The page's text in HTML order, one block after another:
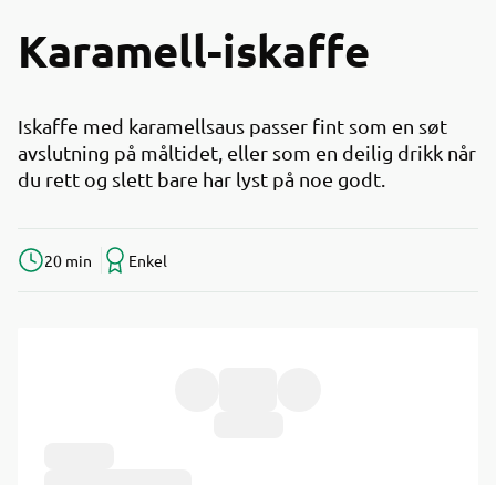
Karamell-iskaffe
Iskaffe med karamellsaus passer fint som en søt
avslutning på måltidet, eller som en deilig drikk når
du rett og slett bare har lyst på noe godt.
20 min Enkel